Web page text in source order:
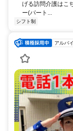
げる訪問介護はこ
ー(パート...
シフト制
アルバ